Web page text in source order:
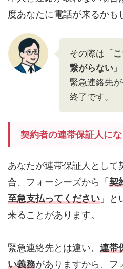
度あなたに電話が来るかも
その際は「
繋がらない
緊急連絡先
終了です。
契約者の連帯保証人に
あなたが連帯保証人として
合、フォーシーズから「 契
至急支払ってください 」
来ることがあります。
緊急連絡先とは違い、 連帯
い義務がありますから、フ